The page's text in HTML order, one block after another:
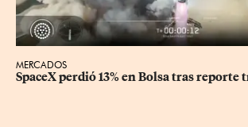
MERCADOS
SpaceX perdió 13% en Bolsa tras